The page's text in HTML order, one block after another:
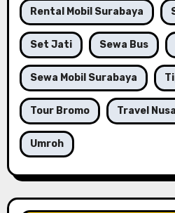
Rental Mobil Surabaya
Set Jati Sewa Bus
Sewa Mobil Surabaya
Tour Bromo Travel
Umroh